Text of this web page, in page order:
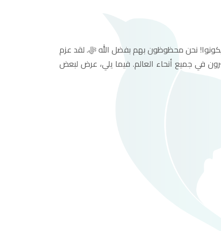
نحن محظوظون بهم بفضل الله ﷻ. لقد عزم
في جميع أنحاء العالم. فيما يلي، عرض لبعض